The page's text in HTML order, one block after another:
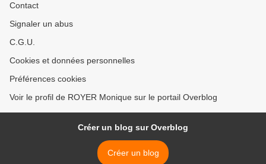
Contact
Signaler un abus
C.G.U.
Cookies et données personnelles
Préférences cookies
Voir le profil de ROYER Monique sur le portail Overblog
Créer un blog sur Overblog
Créer un blog